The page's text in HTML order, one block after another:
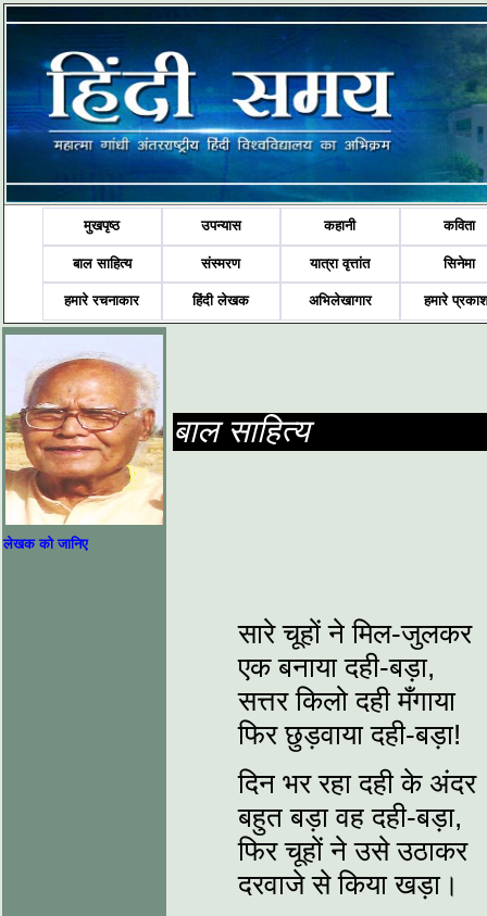
मुखपृष्ठ उपन्यास कहानी कविता
बाल साहित्य संस्मरण यात्रा वृत्तांत सिनेमा
हमारे रचनाकार हिंदी लेखक अभिलेखागार हमारे
लेखक को जानिए
बाल साहित्य
सारे चूहों ने मिल-जुलकर
एक बनाया दही-बड़ा,
सत्तर किलो दही मँगाया
फिर छुड़वाया दही-बड़ा!
दिन भर रहा दही के अंदर
बहुत बड़ा वह दही-बड़ा,
फिर चूहों ने उसे उठाकर
दरवाजे से किया खड़ा।